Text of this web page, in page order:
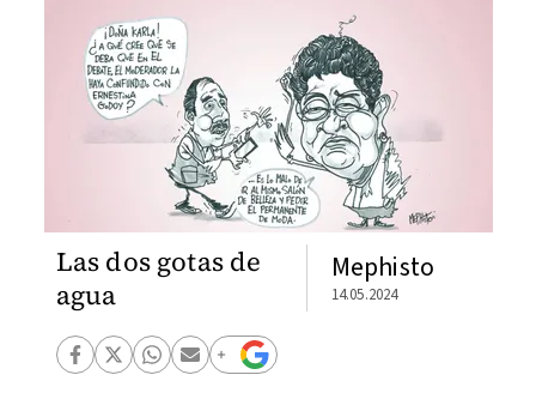
Las dos gotas de
agua
Mephisto
14.05.2024